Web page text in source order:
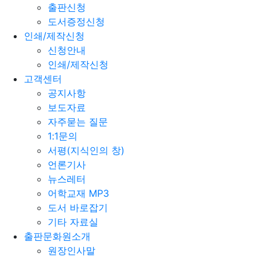
출판신청
도서증정신청
인쇄/제작신청
신청안내
인쇄/제작신청
고객센터
공지사항
보도자료
자주묻는 질문
1:1문의
서평(지식인의 창)
언론기사
뉴스레터
어학교재 MP3
도서 바로잡기
기타 자료실
출판문화원소개
원장인사말